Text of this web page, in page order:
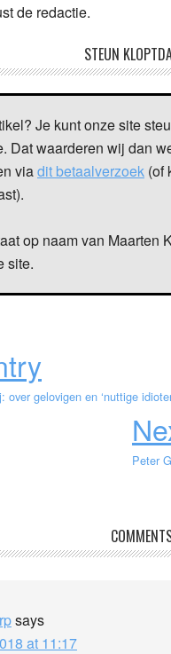
de redactie.
STEUN
Je kunt onze site
Dat waarderen wij dan
viadit betaalverzoek (of
op naam van Maarten
site.
gelovigen en ‘nuttige
Peter
says
at 11:17